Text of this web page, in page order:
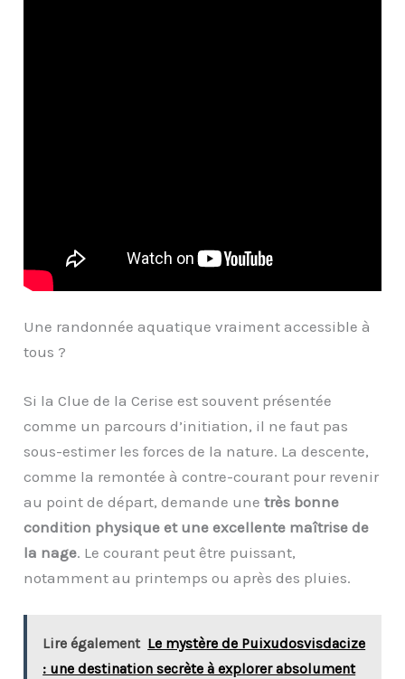
Une randonnée aquatique vraiment accessible à
tous ?
Si la Clue de la Cerise est souvent présentée
comme un parcours d’initiation, il ne faut pas
sous-estimer les forces de la nature. La descente,
comme la remontée à contre-courant pour revenir
au point de départ, demande unetrès bonne
condition physique et une excellente maîtrise de
la nage. Le courant peut être puissant,
notamment au printemps ou après des pluies.
Lire également Le mystère de Puixudosvisdacize
: une destination secrète à explorer absolument